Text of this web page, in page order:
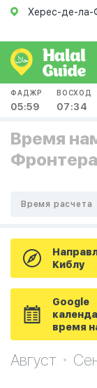
Херес-де-ла-
ФАДЖР
05:59
ВОСХОД
07:34
Время
Фронтера
Время расчета
Киблу
Google
время
Август